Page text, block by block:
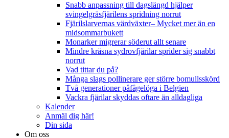
Snabb anpassning till dagslängd hjälper
svingelgräsfjärilens spridning norrut
Fjärilslarvernas värdväxter– Mycket mer än en
midsommarbukett
Monarker migrerar söderut allt senare
Mindre kräsna sydrovfjärilar sprider sig snabbt
norrut
Vad tittar du på?
Många slags pollinerare ger större bomullsskörd
Två generationer påfågelöga i Belgien
Vackra fjärilar skyddas oftare än alldagliga
Kalender
Anmäl dig här!
Din sida
Om oss